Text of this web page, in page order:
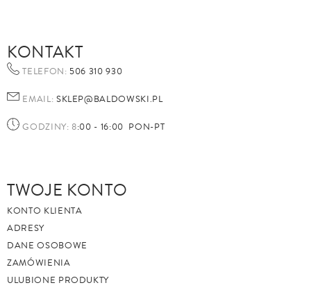
KONTAKT
TELEFON: 506 310 930
EMAIL: SKLEP@BALDOWSKI.PL
GODZINY: 8:00 - 16:00 PON-PT
TWOJE KONTO
KONTO KLIENTA
ADRESY
DANE OSOBOWE
ZAMÓWIENIA
ULUBIONE PRODUKTY